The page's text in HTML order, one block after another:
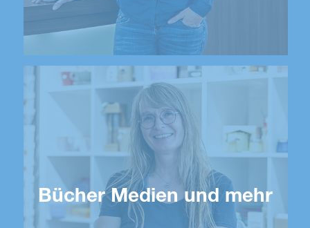
Bücher Medien und mehr